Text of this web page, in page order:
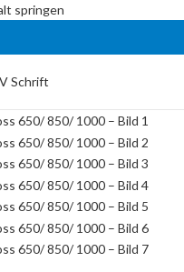
springen